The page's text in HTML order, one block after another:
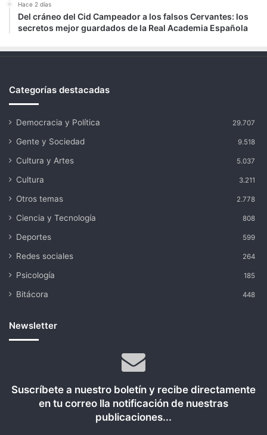
Hace 2 días
Del cráneo del Cid Campeador a los falsos Cervantes: los
secretos mejor guardados de la Real Academia Española
Categorías destacadas
Democracia y Política 29.707
Gente y Sociedad 9.518
Cultura y Artes 5.037
Cultura 3.211
Otros temas 2.778
Ciencia y Tecnología 808
Deportes 599
Redes sociales 264
Psicología 185
Bitácora 448
Newsletter
Suscríbete a nuestro boletín y recibe directamente
en tu correo lla notificación de nuestras
publicaciones...